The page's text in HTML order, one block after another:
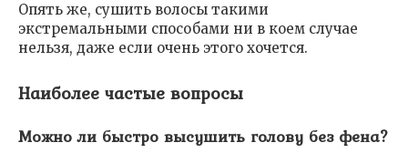
Опять же, сушить волосы такими
экстремальными способами ни в коем случае
нельзя, даже если очень этого хочется.
Наиболее частые вопросы
Можно ли быстро высушить голову без фена?